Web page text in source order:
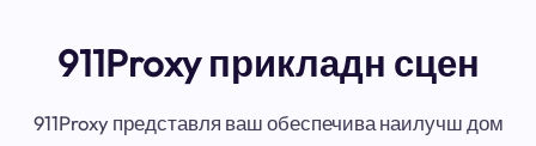
911Proxy прикладн сцен
911Proxy представля ваш обеспечива наилучш дом